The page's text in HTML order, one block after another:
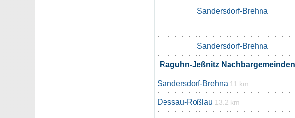
Sandersdorf-Brehna
Sandersdorf-Brehna
Raguhn-Jeßnitz Nachbargemeinden
Sandersdorf-Brehna 11 km
Dessau-Roßlau 13.2 km